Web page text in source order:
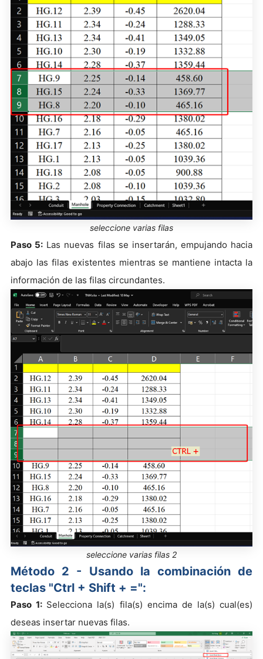
seleccione varias filas
Paso 5: Las nuevas filas se insertarán, empujando hacia
abajo las filas existentes mientras se mantiene intacta la
información de las filas circundantes.
seleccione varias filas 2
Método 2 - Usando la combinación de
teclas "Ctrl + Shift + =":
Paso 1: Selecciona la(s) fila(s) encima de la(s) cual(es)
deseas insertar nuevas filas.